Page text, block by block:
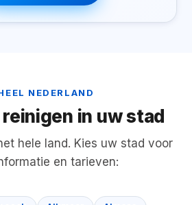
NEDERLAND
in uw stad
hele land. Kies uw stad voor
en tarieven: